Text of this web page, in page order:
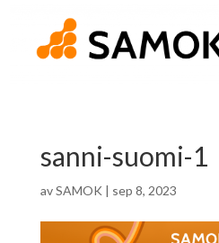
sanni-suomi-1
avSAMOK | sep 8, 2023